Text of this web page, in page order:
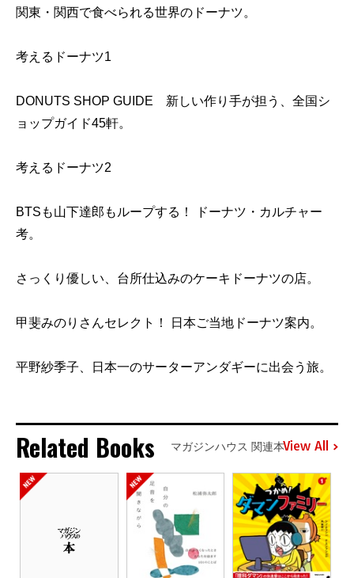
関東・関西で食べられる世界のドーナツ。
考えるドーナツ1
DONUTS SHOP GUIDE 新しい作り手が担う、全国シ
ョップガイド45軒。
考えるドーナツ2
BTSも山下達郎もループする！ ドーナツ・カルチャー
考。
さっくり優しい、台所仕込みのケーキドーナツの店。
甲斐みのりさんセレクト！ 日本ご当地ドーナツ案内。
平野紗季子、日本一のサーターアンダギーに出会う旅。
Related Books マガジンハウス 関連本View All